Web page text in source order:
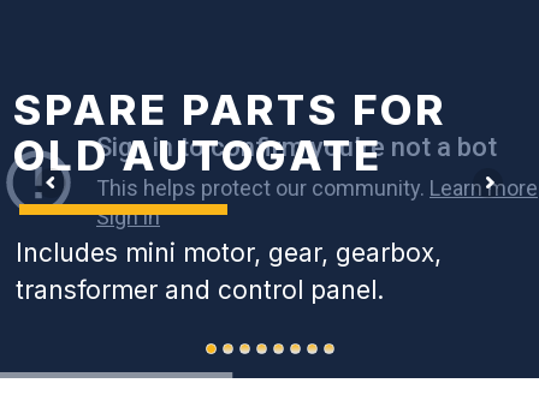
SPARE PARTS FOR
OLD AUTOGATE
Includes mini motor, gear, gearbox,
transformer and control panel.